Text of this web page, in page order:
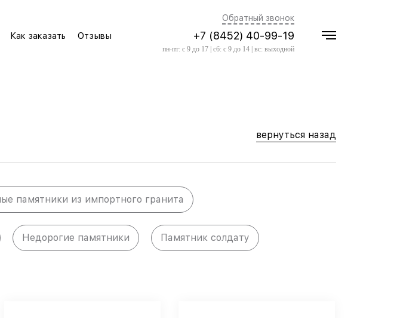
пн-пт: с 9 до 17 | сб: с 9 до 14 | вс: выходной
Как заказать Отзывы
Обратный звонок
+7 (8452) 40-99-19
вернуться назад
памятники из импортного гранита
Недорогие памятники Памятник солдату